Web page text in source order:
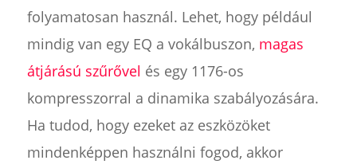
folyamatosan használ. Lehet, hogy például
mindig van egy EQ a vokálbuszon, magas
átjárású szűrővel és egy 1176-os
kompresszorral a dinamika szabályozására.
Ha tudod, hogy ezeket az eszközöket
mindenképpen használni fogod, akkor